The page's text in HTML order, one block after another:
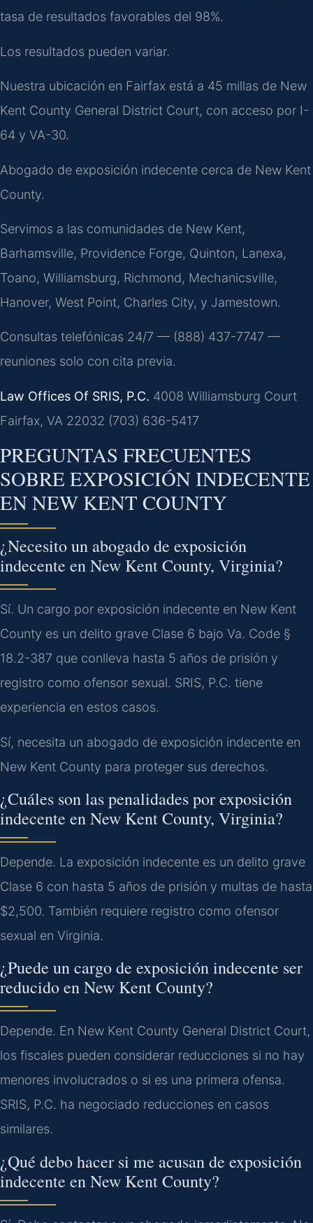
tasa de resultados favorables del 98%.
Los resultados pueden variar.
Nuestra ubicación en Fairfax está a 45 millas de New
Kent County General District Court, con acceso por I-
64 y VA-30.
Abogado de exposición indecente cerca de New Kent
County.
Servimos a las comunidades de New Kent,
Barhamsville, Providence Forge, Quinton, Lanexa,
Toano, Williamsburg, Richmond, Mechanicsville,
Hanover, West Point, Charles City, y Jamestown.
Consultas telefónicas 24/7 — (888) 437-7747 —
reuniones solo con cita previa.
Law Offices Of SRIS, P.C. 4008 Williamsburg Court
Fairfax, VA 22032 (703) 636-5417
PREGUNTAS FRECUENTES
SOBRE EXPOSICIÓN INDECENTE
EN NEW KENT COUNTY
¿Necesito un abogado de exposición
indecente en New Kent County, Virginia?
Sí. Un cargo por exposición indecente en New Kent
County es un delito grave Clase 6 bajo Va. Code §
18.2-387 que conlleva hasta 5 años de prisión y
registro como ofensor sexual. SRIS, P.C. tiene
experiencia en estos casos.
Sí, necesita un abogado de exposición indecente en
New Kent County para proteger sus derechos.
¿Cuáles son las penalidades por exposición
indecente en New Kent County, Virginia?
Depende. La exposición indecente es un delito grave
Clase 6 con hasta 5 años de prisión y multas de hasta
$2,500. También requiere registro como ofensor
sexual en Virginia.
¿Puede un cargo de exposición indecente ser
reducido en New Kent County?
Depende. En New Kent County General District Court,
los fiscales pueden considerar reducciones si no hay
menores involucrados o si es una primera ofensa.
SRIS, P.C. ha negociado reducciones en casos
similares.
¿Qué debo hacer si me acusan de exposición
indecente en New Kent County?